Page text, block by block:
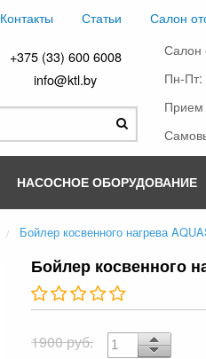
Контакты Статьи Салон
+375 (33) 600 6008
info@ktl.by
Салон
Пн-Пт:
Прием
НАСОСНОЕ ОБОРУДОВАНИЕ
Бойлер косвенного нагрева
Бойлер косвенного
1900 руб.